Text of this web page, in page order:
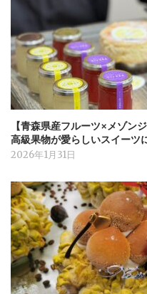
【青森県産フルーツ×メゾ
高級果物が愛らしいスイーツ
2026年1月31日